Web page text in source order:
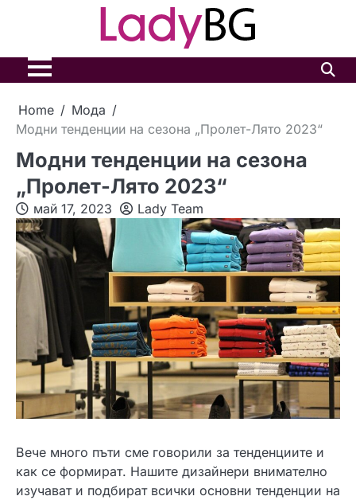
Home
Мода
Модни тенденции на сезона „Пролет-Лято 2023“
Модни тенденции на сезона
„Пролет-Лято 2023“
май 17, 2023 Lady Team
Вече много пъти сме говорили за тенденциите и
как се формират. Нашите дизайнери внимателно
изучават и подбират всички основни тенденции на